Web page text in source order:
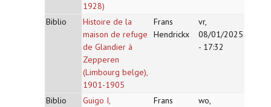
1928)
Biblio
Histoire de la
maison de refuge
de Glandier à
Zepperen
(Limbourg belge),
1901-1905
Frans
Hendrickx
vr,
08/01/2025
- 17:32
Biblio
Guigo I,
Frans
wo,